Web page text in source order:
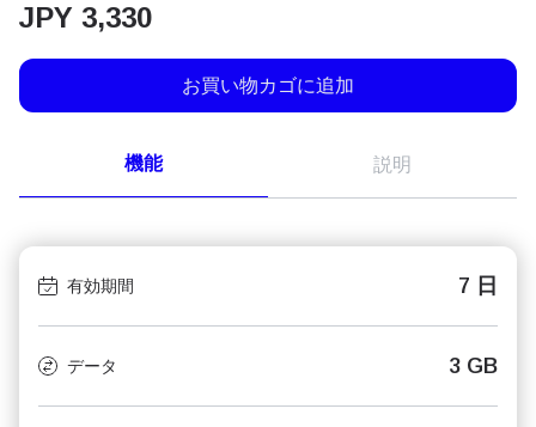
JPY 3,330
お買い物カゴに追加
機能 説明
有効期間 7 日
データ 3 GB